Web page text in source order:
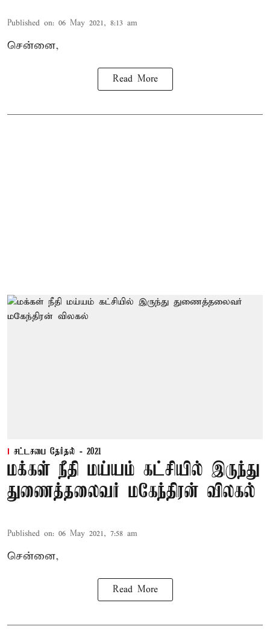
Published on: 06 May 2021, 8:13 am
சென்னை,
Read More
சட்டசபை தேர்தல் - 2021
மக்கள் நீதி மய்யம் கட்சியில் இருந்து
துணைத்தலைவர் மகேந்திரன் விலகல்
Published on: 06 May 2021, 7:58 am
சென்னை,
Read More